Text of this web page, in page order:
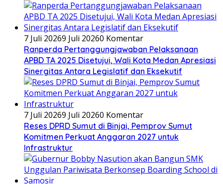
7 Juli 20269 Juli 20260 Komentar
Ranperda Pertanggungjawaban Pelaksanaan
APBD TA 2025 Disetujui, Wali Kota Medan Apresiasi
Sinergitas Antara Legislatif dan Eksekutif
7 Juli 20269 Juli 20260 Komentar
Reses DPRD Sumut di Binjai, Pemprov Sumut
Komitmen Perkuat Anggaran 2027 untuk
Infrastruktur